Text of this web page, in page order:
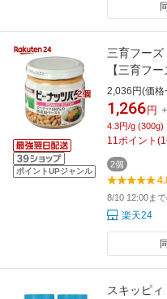
ポイントUPジャンル
三育フー
【三育フー
2,036円(価格
1,266 円
4.3円/g (300g)
11ポイント (1
2個
8/10 12:00ま
楽天24
スキッピ